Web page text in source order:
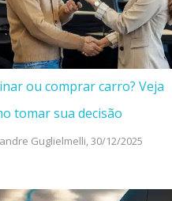
ou comprar carro? Veja
tomar sua decisão
Guglielmelli,30/12/2025